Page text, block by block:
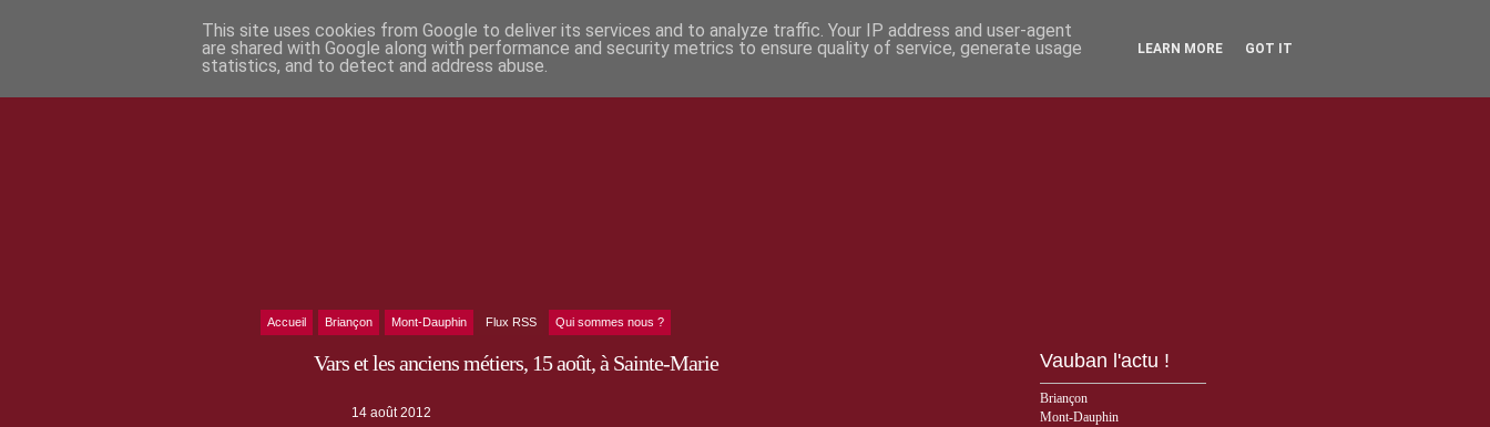
Accueil Briançon Mont-Dauphin Flux RSS Qui sommes nous ?
Vars et les anciens métiers, 15 août, à Sainte-Marie
14 août 2012
Vauban l'actu !
Briançon
Mont-Dauphin
This site uses cookies from Google to deliver its services and to analyze traffic. Your IP address and user-agent
are shared with Google along with performance and security metrics to ensure quality of service, generate usage
statistics, and to detect and address abuse.
LEARN MORE GOT IT